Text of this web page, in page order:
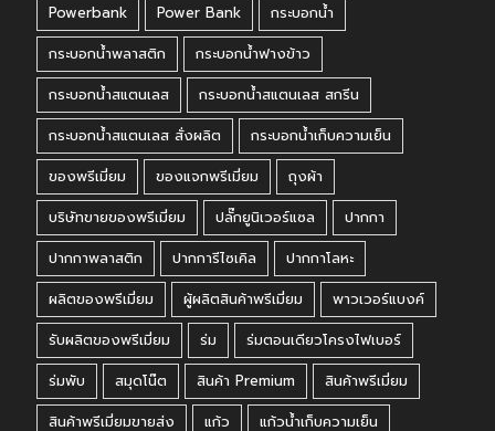
Powerbank Power Bank
กระบอกน้ำ
กระบอกน้ำพลาสติก
กระบอกน้ำฟางข้าว
กระบอกน้ำสแตนเลส
กระบอกน้ำสแตนเลส สกรีน
กระบอกน้ำสแตนเลส สั่งผลิต
กระบอกน้ำเก็บความเย็น
ของพรีเมี่ยม
ของแจกพรีเมี่ยม
ถุงผ้า
บริษัทขายของพรีเมี่ยม
ปลั๊กยูนิเวอร์แซล
ปากกา
ปากกาพลาสติก
ปากการีไซเคิล
ปากกาโลหะ
ผลิตของพรีเมี่ยม
ผู้ผลิตสินค้าพรีเมี่ยม
พาวเวอร์แบงค์
รับผลิตของพรีเมี่ยม
ร่ม
ร่มตอนเดียวโครงไฟเบอร์
ร่มพับ
สมุดโน๊ต สินค้า Premium
สินค้าพรีเมี่ยม
สินค้าพรีเมี่ยมขายส่ง
แก้ว
แก้วน้ำเก็บความเย็น